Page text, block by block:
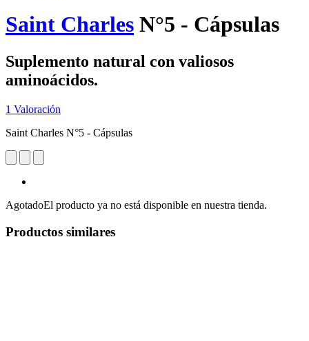
Saint Charles N°5 - Cápsulas
Suplemento natural con valiosos
aminoácidos.
1 Valoración
Saint Charles N°5 - Cápsulas
AgotadoEl producto ya no está disponible en nuestra tienda.
Productos similares